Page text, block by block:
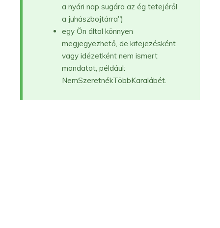
a nyári nap sugára az ég tetejéről
a juhászbojtárra")
egy Ön által könnyen
megjegyezhető, de kifejezésként
vagy idézetként nem ismert
mondatot, például:
NemSzeretnékTöbbKaralábét.